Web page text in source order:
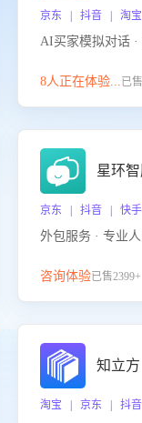
京东 | 抖音 | 淘宝
AI买家模拟对话
8人正在体验...已
星环
京东 | 抖音 | 快
外包服务 · 专业
咨询体验已售2399+
知立方
淘宝 | 京东 | 抖